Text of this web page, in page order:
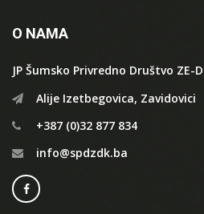
O NAMA
JP Šumsko Privredno Društvo
Alije Izetbegovica, Zavidovici
+387 (0)32 877 834
info@spdzdk.ba